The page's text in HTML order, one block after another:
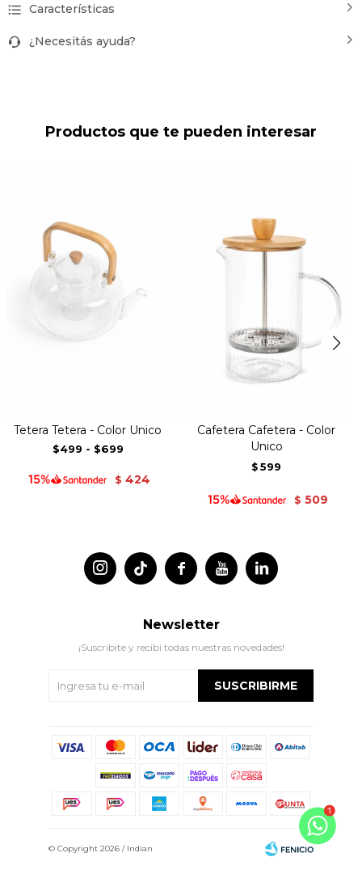
Características
¿Necesitás ayuda?
Productos que te pueden interesar
Tetera Tetera - Color Unico
$499 - $699
$ 424
Cafetera Cafetera - Color
Unico
$ 599
$ 509
 
 
Newsletter
¡Suscribite y recibí todas nuestras novedades!
SUSCRIBIRME
© Copyright 2026 / Indian